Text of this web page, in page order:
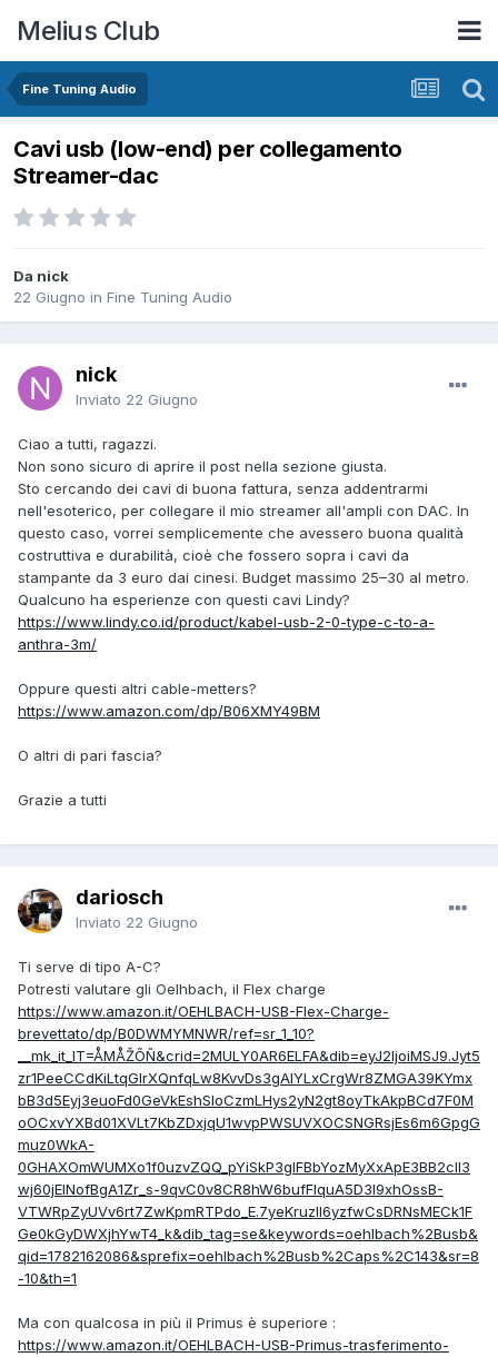
Melius Club
Fine Tuning Audio
Cavi usb (low-end) per collegamento
Streamer-dac
Da nick
22 Giugno in Fine Tuning Audio
nick
Inviato 22 Giugno
Ciao a tutti, ragazzi.
Non sono sicuro di aprire il post nella sezione giusta.
Sto cercando dei cavi di buona fattura, senza addentrarmi
nell'esoterico, per collegare il mio streamer all'ampli con DAC. In
questo caso, vorrei semplicemente che avessero buona qualità
costruttiva e durabilità, cioè che fossero sopra i cavi da
stampante da 3 euro dai cinesi. Budget massimo 25–30 al metro.
Qualcuno ha esperienze con questi cavi Lindy?
https://www.lindy.co.id/product/kabel-usb-2-0-type-c-to-a-
anthra-3m/
Oppure questi altri cable-metters?
https://www.amazon.com/dp/B06XMY49BM
O altri di pari fascia?
Grazie a tutti
dariosch
Inviato 22 Giugno
Ti serve di tipo A-C?
Potresti valutare gli Oelhbach, il Flex charge
https://www.amazon.it/OEHLBACH-USB-Flex-Charge-
brevettato/dp/B0DWMYMNWR/ref=sr_1_10?
__mk_it_IT=ÅMÅŽÕÑ&crid=2MULY0AR6ELFA&dib=eyJ2IjoiMSJ9.Jyt5
zr1PeeCCdKiLtqGlrXQnfqLw8KvvDs3gAlYLxCrgWr8ZMGA39KYmx
bB3d5Eyj3euoFd0GeVkEshSloCzmLHys2yN2gt8oyTkAkpBCd7F0M
oOCxvYXBd01XVLt7KbZDxjqU1wvpPWSUVXOCSNGRsjEs6m6GpgG
muz0WkA-
0GHAXOmWUMXo1f0uzvZQQ_pYiSkP3gIFBbYozMyXxApE3BB2clI3
wj60jEINofBgA1Zr_s-9qvC0v8CR8hW6bufFlquA5D3I9xhOssB-
VTWRpZyUVv6rt7ZwKpmRTPdo_E.7yeKruzll6yzfwCsDRNsMECk1F
Ge0kGyDWXjhYwT4_k&dib_tag=se&keywords=oehlbach%2Busb&
qid=1782162086&sprefix=oehlbach%2Busb%2Caps%2C143&sr=8
-10&th=1
Ma con qualcosa in più il Primus è superiore :
https://www.amazon.it/OEHLBACH-USB-Primus-trasferimento-